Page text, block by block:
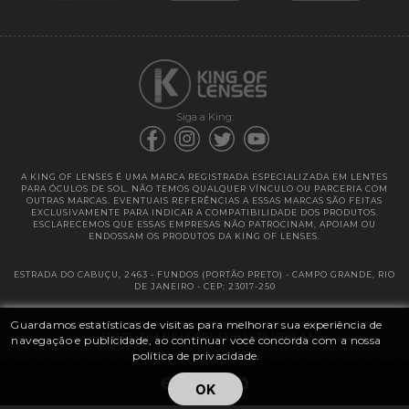
Guardamos estatísticas de visitas para melhorar sua experiência de
navegação e publicidade, ao continuar você concorda com a nossa
política de privacidade.
OK
Siga a King:
A KING OF LENSES É UMA MARCA REGISTRADA ESPECIALIZADA EM LENTES
PARA ÓCULOS DE SOL. NÃO TEMOS QUALQUER VÍNCULO OU PARCERIA COM
OUTRAS MARCAS. EVENTUAIS REFERÊNCIAS A ESSAS MARCAS SÃO FEITAS
EXCLUSIVAMENTE PARA INDICAR A COMPATIBILIDADE DOS PRODUTOS.
ESCLARECEMOS QUE ESSAS EMPRESAS NÃO PATROCINAM, APOIAM OU
ENDOSSAM OS PRODUTOS DA KING OF LENSES.
ESTRADA DO CABUÇU, 2463 - FUNDOS (PORTÃO PRETO) - CAMPO GRANDE, RIO
DE JANEIRO - CEP: 23017-250
@ 2025 | KING OF LENSES - KING OF IMPORTAÇÃO E DISTRIBUIÇÃO DE
LENTES LTDA ME | CNPJ: 13.682.533 / 0001-42